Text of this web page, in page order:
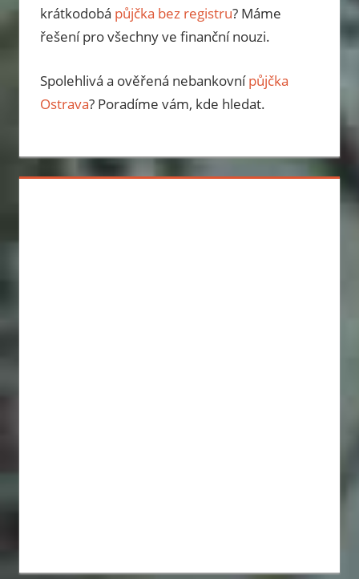
krátkodobá půjčka bez registru? Máme
řešení pro všechny ve finanční nouzi.
Spolehlivá a ověřená nebankovnípůjčka
Ostrava? Poradíme vám, kde hledat.